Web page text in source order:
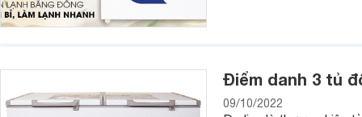
Điểm danh 3 tủ
09/10/2022